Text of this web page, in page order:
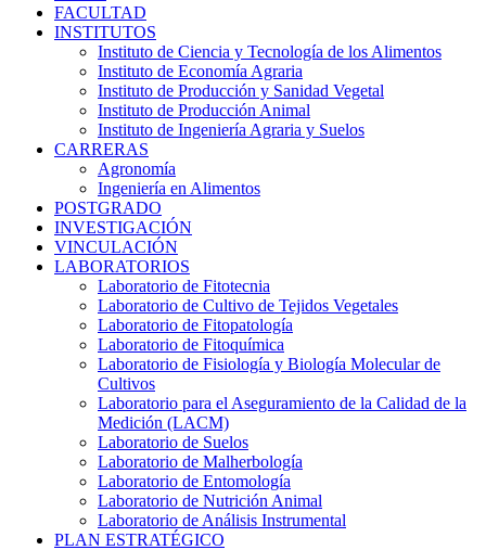
FACULTAD
INSTITUTOS
Instituto de Ciencia y Tecnología de los Alimentos
Instituto de Economía Agraria
Instituto de Producción y Sanidad Vegetal
Instituto de Producción Animal
Instituto de Ingeniería Agraria y Suelos
CARRERAS
Agronomía
Ingeniería en Alimentos
POSTGRADO
INVESTIGACIÓN
VINCULACIÓN
LABORATORIOS
Laboratorio de Fitotecnia
Laboratorio de Cultivo de Tejidos Vegetales
Laboratorio de Fitopatología
Laboratorio de Fitoquímica
Laboratorio de Fisiología y Biología Molecular de
Cultivos
Laboratorio para el Aseguramiento de la Calidad de la
Medición (LACM)
Laboratorio de Suelos
Laboratorio de Malherbología
Laboratorio de Entomología
Laboratorio de Nutrición Animal
Laboratorio de Análisis Instrumental
PLAN ESTRATÉGICO